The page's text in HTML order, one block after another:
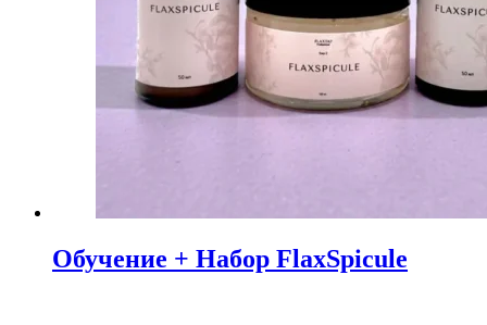
Обучение + Набор FlaxSpicule